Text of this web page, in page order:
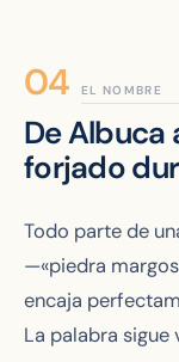
EL NOMBRE
De Albuca
forjado
Todo parte de
—«piedra
encaja
La palabra sigue